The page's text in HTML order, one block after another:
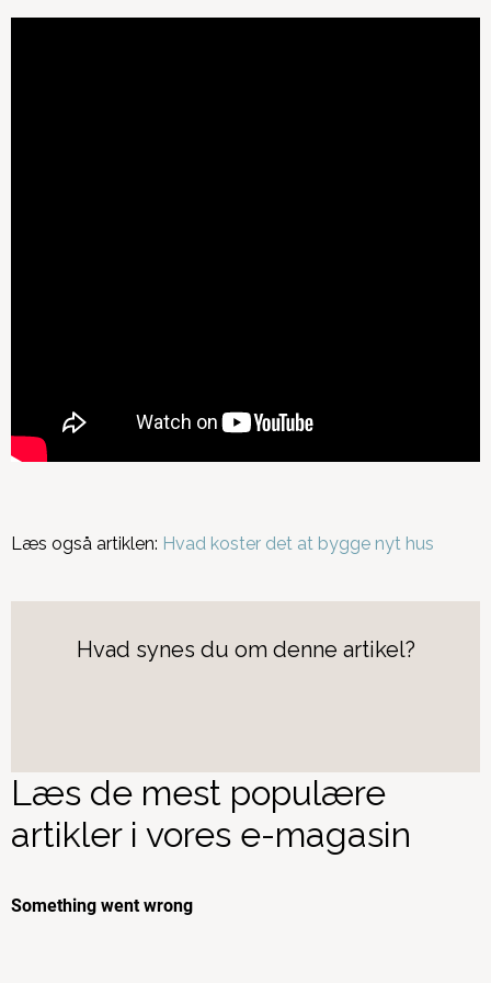
Læs også artiklen: Hvad koster det at bygge nyt hus
Hvad synes du om denne artikel?
Læs de mest populære
artikler i vores e-magasin